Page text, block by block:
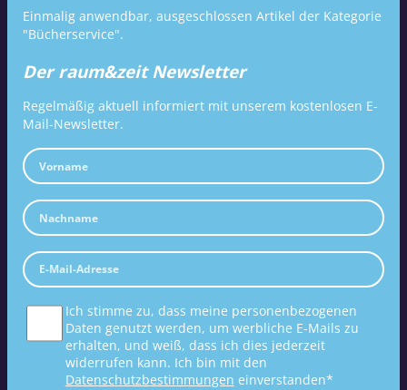
Einmalig anwendbar, ausgeschlossen Artikel der Kategorie
"Bücherservice".
Der raum&zeit Newsletter
Regelmäßig aktuell informiert mit unserem kostenlosen E-
Mail-Newsletter.
Ich stimme zu, dass meine personenbezogenen
Daten genutzt werden, um werbliche E-Mails zu
erhalten, und weiß, dass ich dies jederzeit
widerrufen kann. Ich bin mit den
Datenschutzbestimmungen einverstanden*